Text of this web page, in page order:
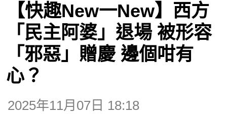
觀點
博客
投票
視頻
【快趣New一New】西方
「民主阿婆」退場 被形容
「邪惡」贈慶 邊個咁有
心？
2025年11月07日 18:18